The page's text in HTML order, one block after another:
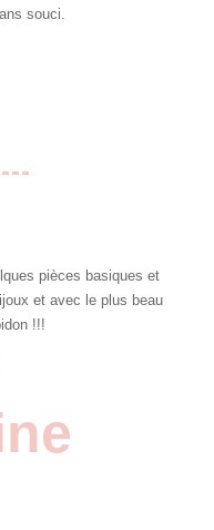
souci.
pièces basiques et
et avec le plus beau
!!!